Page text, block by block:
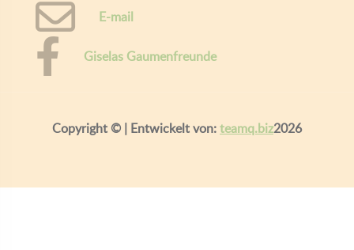
E-mail
Giselas Gaumenfreunde
Copyright © | Entwickelt von:teamq.biz2026